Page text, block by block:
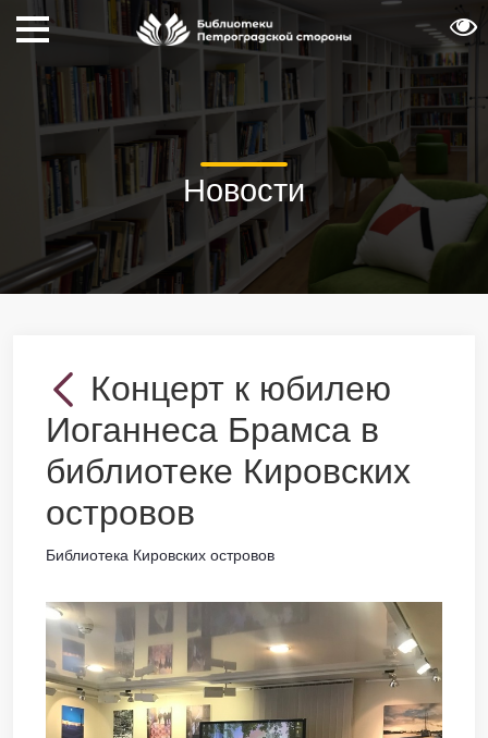
Новости
Концерт к юбилею
Иоганнеса Брамса в
библиотеке Кировских
островов
Библиотека Кировских островов